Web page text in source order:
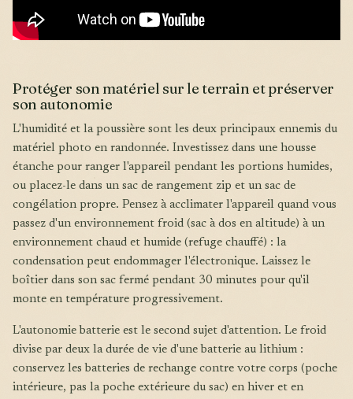
Protéger son matériel sur le terrain et préserver
son autonomie
L'humidité et la poussière sont les deux principaux ennemis du
matériel photo en randonnée. Investissez dans une housse
étanche pour ranger l'appareil pendant les portions humides,
ou placez-le dans un sac de rangement zip et un sac de
congélation propre. Pensez à acclimater l'appareil quand vous
passez d'un environnement froid (sac à dos en altitude) à un
environnement chaud et humide (refuge chauffé) : la
condensation peut endommager l'électronique. Laissez le
boîtier dans son sac fermé pendant 30 minutes pour qu'il
monte en température progressivement.
L'autonomie batterie est le second sujet d'attention. Le froid
divise par deux la durée de vie d'une batterie au lithium :
conservez les batteries de rechange contre votre corps (poche
intérieure, pas la poche extérieure du sac) en hiver et en